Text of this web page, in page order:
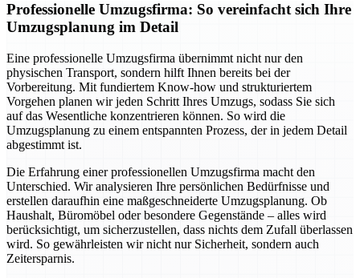
Professionelle Umzugsfirma: So vereinfacht sich Ihre
Umzugsplanung im Detail
Eine professionelle Umzugsfirma übernimmt nicht nur den
physischen Transport, sondern hilft Ihnen bereits bei der
Vorbereitung. Mit fundiertem Know-how und strukturiertem
Vorgehen planen wir jeden Schritt Ihres Umzugs, sodass Sie sich
auf das Wesentliche konzentrieren können. So wird die
Umzugsplanung zu einem entspannten Prozess, der in jedem Detail
abgestimmt ist.
Die Erfahrung einer professionellen Umzugsfirma macht den
Unterschied. Wir analysieren Ihre persönlichen Bedürfnisse und
erstellen daraufhin eine maßgeschneiderte Umzugsplanung. Ob
Haushalt, Büromöbel oder besondere Gegenstände – alles wird
berücksichtigt, um sicherzustellen, dass nichts dem Zufall überlassen
wird. So gewährleisten wir nicht nur Sicherheit, sondern auch
Zeitersparnis.